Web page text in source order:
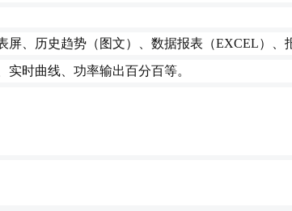
屏、历史趋势 （图文） 、数据报表 （EXCEL）
时曲线、功率输出百分百等。